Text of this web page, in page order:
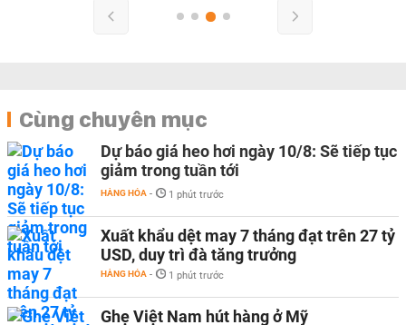
Cùng chuyên mục
Dự báo giá heo hơi ngày 10/8: Sẽ tiếp tục
giảm trong tuần tới
HÀNG HÓA - 1 phút trước
Xuất khẩu dệt may 7 tháng đạt trên 27 tỷ
USD, duy trì đà tăng trưởng
HÀNG HÓA - 1 phút trước
Ghẹ Việt Nam hút hàng ở Mỹ